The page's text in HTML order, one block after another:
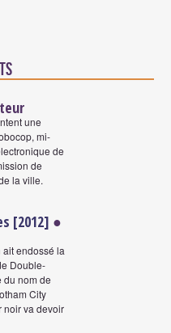
une
mi-
de
de
la ville.
[2012] ●
endossé la
Double-
du nom de
City
noir va devoir